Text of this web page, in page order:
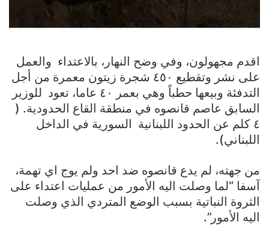
اقدم مجهولون، وفي وضح النهار، بالاعتداء والعمل
على نشر وتقطيع ٤٥٠ شجرة زيتون معمرة من أجل
التدفئة وبيعها حطباً وهي بعمر ٤٠ عاما، تعود للوزير
السابق عاصم قانصوه في منطقة القاع الحدودية. (
٤ كلم عن الحدود اللبنانية السورية في الداخل
اللبناني).
من جهته، لم يدع قانصوه ضد احد ولم يوج اي تهمة،
آسفا “لما وصلت اليه الأمور من عمليات اعتداء على
الثروة النباتية بسبب الوضع المتردي الذي وصلت
اليه الأمور”.